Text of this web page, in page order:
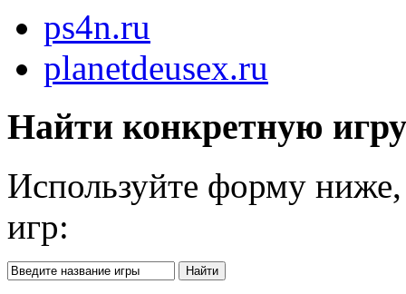
ps4n.ru
planetdeusex.ru
Найти конкретную
Используйте форму
игр: